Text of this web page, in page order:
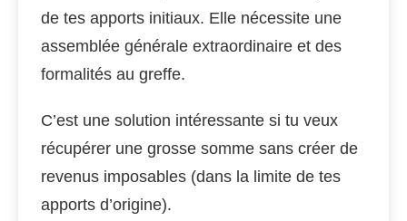
de tes apports initiaux. Elle nécessite une
assemblée générale extraordinaire et des
formalités au greffe.
C’est une solution intéressante si tu veux
récupérer une grosse somme sans créer de
revenus imposables (dans la limite de tes
apports d’origine).